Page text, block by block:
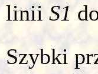
linii S1
Szybki